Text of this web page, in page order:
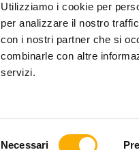
Utilizziamo i cookie per
per analizzare il nostro
con i nostri partner che si
combinarle con altre
servizi.
Necessari
- VIA